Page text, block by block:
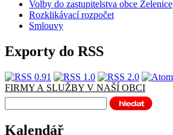
Volby do zastupitelstva obce Želenice
Rozklikávací rozpočet
Smlouvy
Exporty do RSS
FIRMY A SLUŽBY V NAŠÍ OBCI
Kalendář